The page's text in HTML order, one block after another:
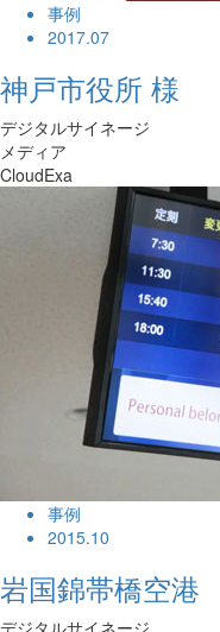
事例
2017.07
神戸市役所 様
デジタルサイネージ
メディア
CloudExa
事例
2015.10
岩国錦帯橋空港